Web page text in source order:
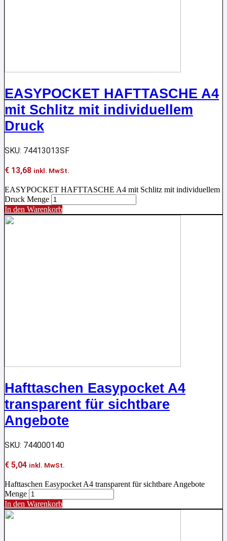
EASYPOCKET HAFTTASCHE A4
mit Schlitz mit individuellem
Druck
SKU: 74413013SF
€ 13,68 inkl. MwSt.
EASYPOCKET HAFTTASCHE A4 mit Schlitz mit individuellem
Druck Menge
In den Warenkorb
Hafttaschen Easypocket A4
transparent für sichtbare
Angebote
SKU: 744000140
€ 5,04 inkl. MwSt.
Hafttaschen Easypocket A4 transparent für sichtbare Angebote
Menge
In den Warenkorb